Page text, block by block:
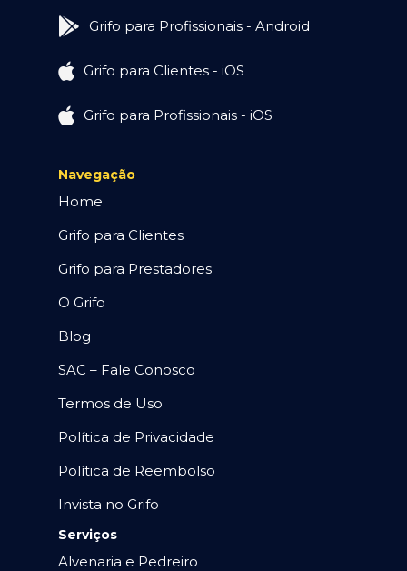
Grifo para Profissionais - Android
Grifo para Clientes - iOS
Grifo para Profissionais - iOS
Navegação
Home
Grifo para Clientes
Grifo para Prestadores
O Grifo
Blog
SAC – Fale Conosco
Termos de Uso
Política de Privacidade
Política de Reembolso
Invista no Grifo
Serviços
Alvenaria e Pedreiro